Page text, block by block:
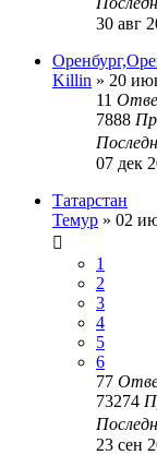
30 авг
Killin » 20
11
7888
07 дек
Татарстан
Темур » 02
1
2
3
4
5
6
77
73274
23 сен